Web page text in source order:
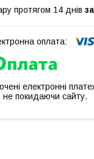
протягом 14 днів
електронні
не покидаючи сайту.